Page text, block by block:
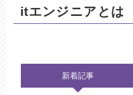
itエンジニアとは
新着記事